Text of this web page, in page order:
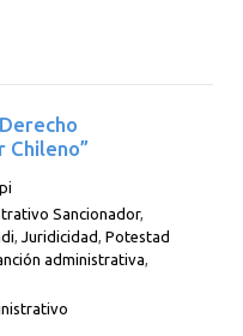
Chileno”
Sancionador,
,Juridicidad,Potestad
administrativa,